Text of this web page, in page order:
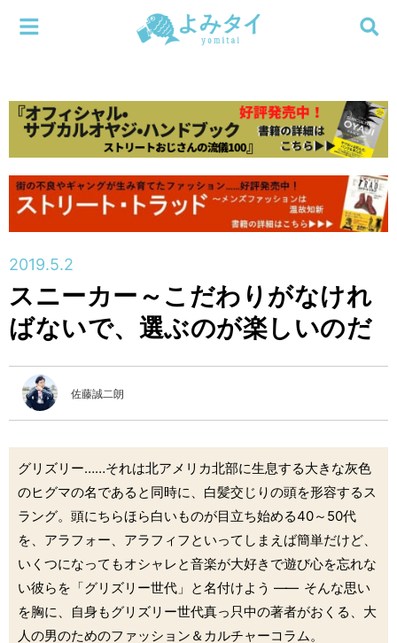
新着
連載
新刊
編集部
検索する
メニューを閉じる
2019.5.2
スニーカー～こだわりがなけれ
ばないで、選ぶのが楽しいのだ
佐藤誠二朗
グリズリー……それは北アメリカ北部に生息する大きな灰色
のヒグマの名であると同時に、白髪交じりの頭を形容するス
ラング。頭にちらほら白いものが目立ち始める40～50代
を、アラフォー、アラフィフといってしまえば簡単だけど、
いくつになってもオシャレと音楽が大好きで遊び心を忘れな
い彼らを「グリズリー世代」と名付けよう ―― そんな思い
を胸に、自身もグリズリー世代真っ只中の著者がおくる、大
人の男のためのファッション＆カルチャーコラム。